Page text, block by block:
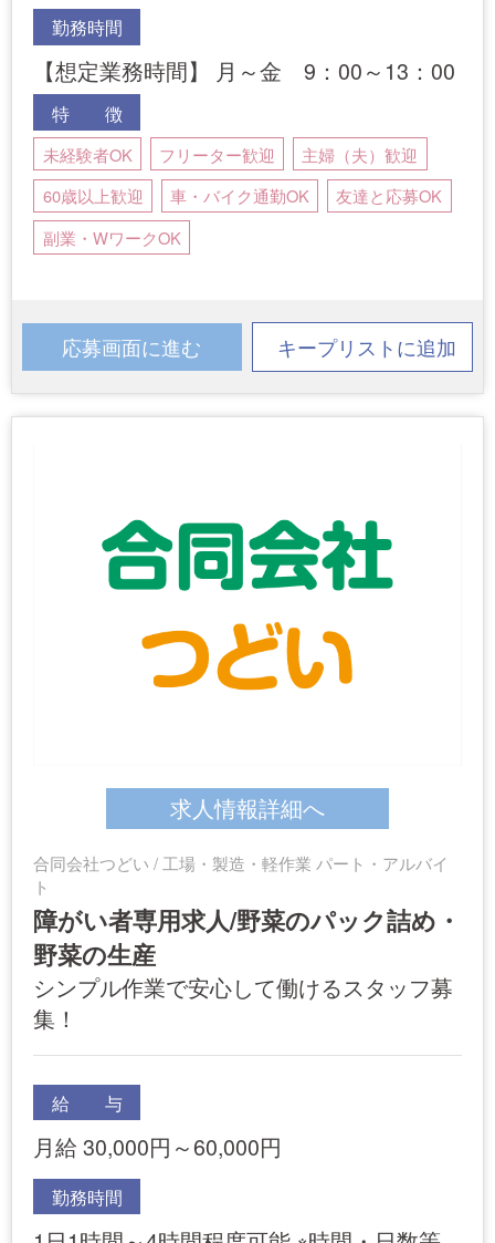
勤務時間
【想定業務時間】 月～金 9：00～13：00
特 徴
未経験者OK フリーター歓迎
主婦（夫）歓迎
60歳以上歓迎
車・バイク通勤OK
友達と応募OK
副業・WワークOK
応募画面に進む キープリストに追加
求人情報詳細へ
合同会社つどい / 工場・製造・軽作業 パート・アルバイ
ト
障がい者専用求人/野菜のパック詰め・
野菜の生産
シンプル作業で安心して働けるスタッフ募
集！
給 与
月給 30,000円～60,000円
勤務時間